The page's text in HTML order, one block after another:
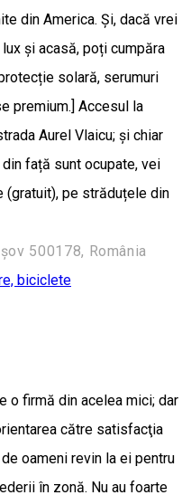
din America. Și, dacă vrei
și acasă, poți cumpăra
solară, serumuri
premium.] Accesul la
Aurel Vlaicu; și chiar
față sunt ocupate, vei
(gratuit), pe străduțele din
500178, România
biciclete
o firmă din acelea mici; dar
către satisfacţia
oameni revin la ei pentru
în zonă. Nu au foarte